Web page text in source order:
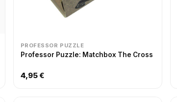
PROFESSOR PUZZLE
Professor Puzzle: Matchbox The Cross
4,95 €